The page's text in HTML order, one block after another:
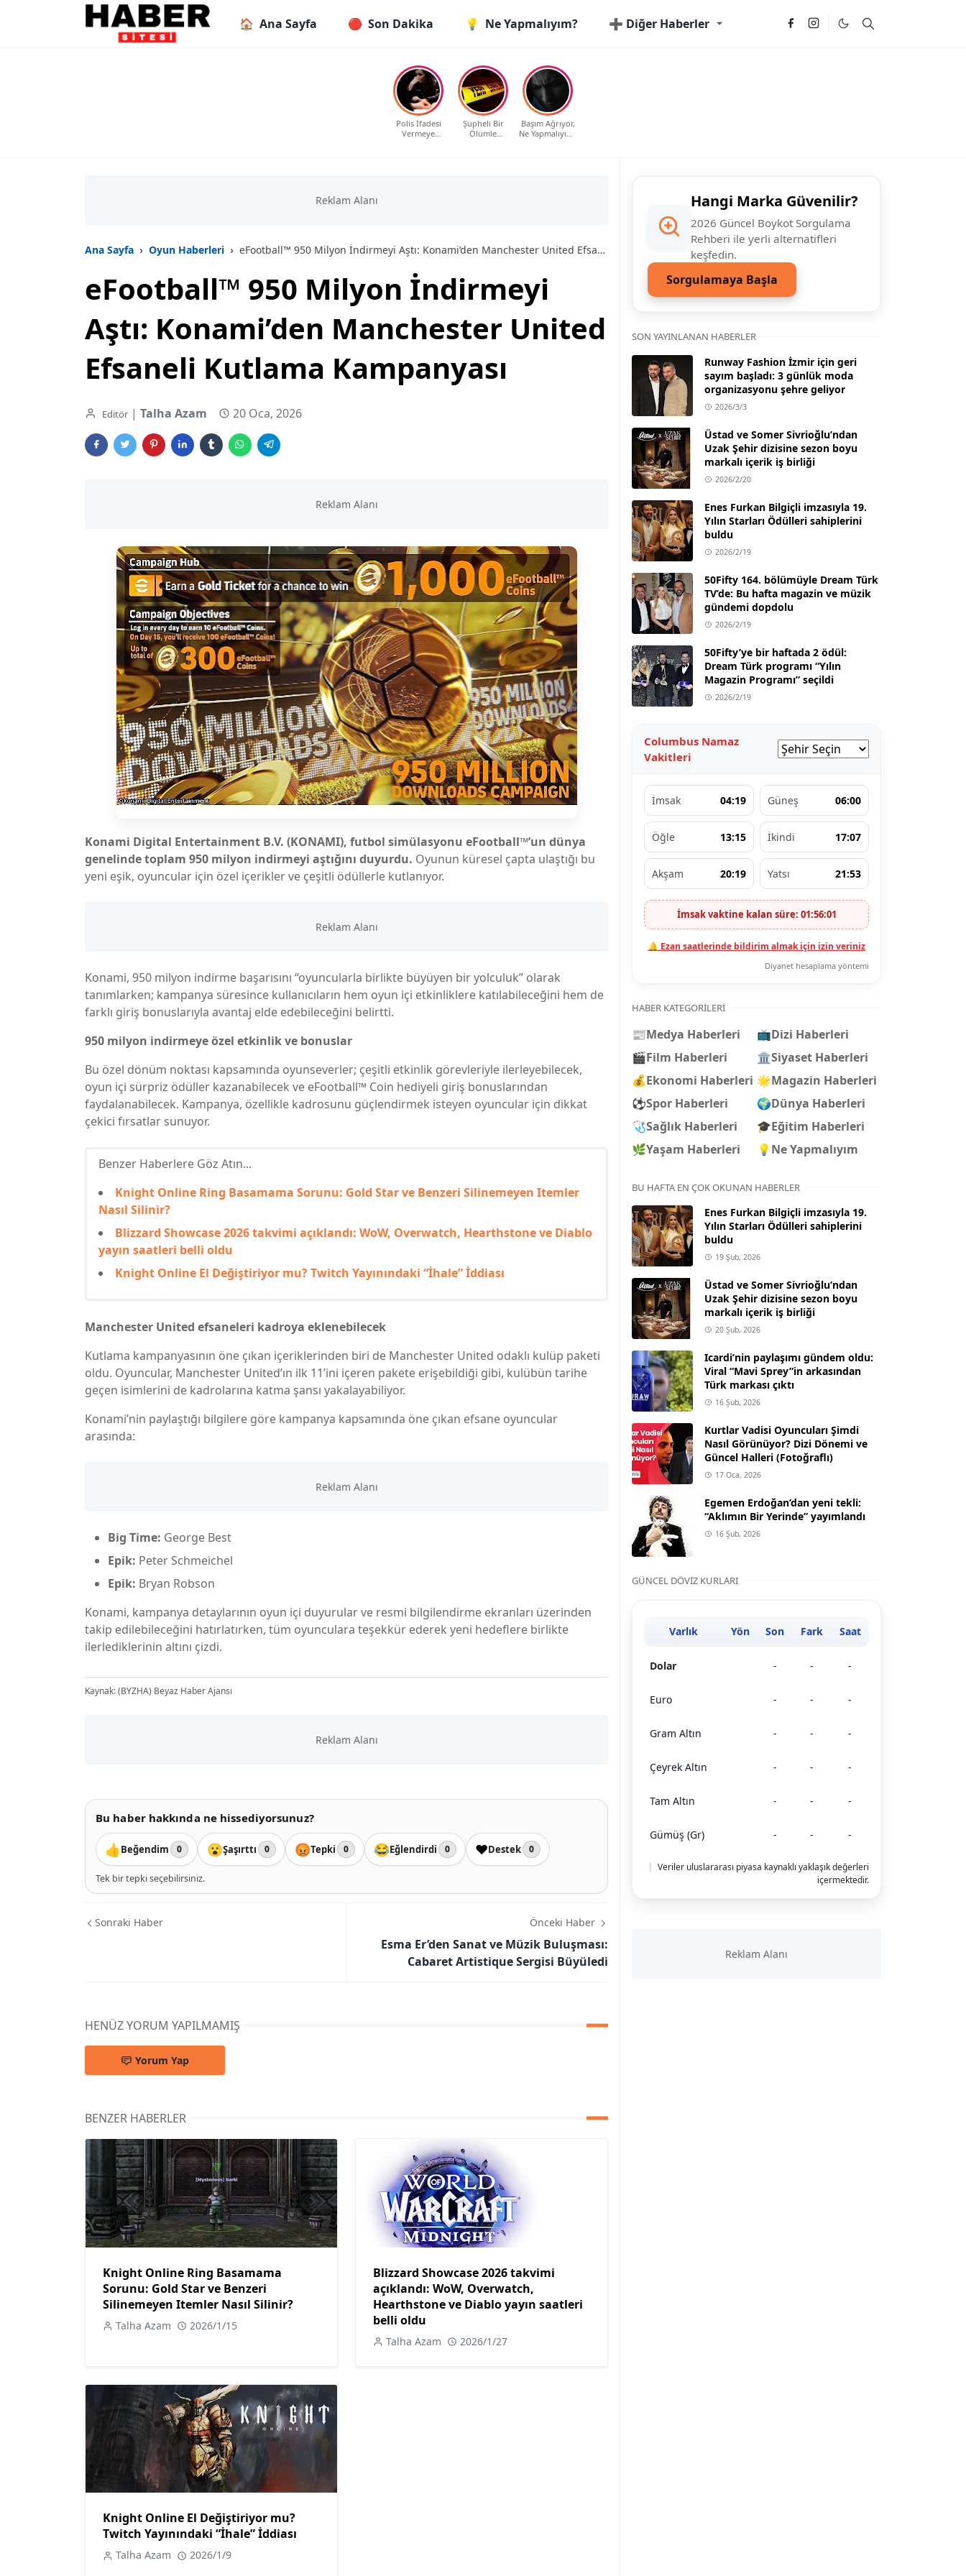
🏠 Ana Sayfa 🔴 Son Dakika 💡 Ne Yapmalıyım? ➕ Diğer Haberler
Polis İfadesi
Vermeye
Şüpheli Bir
Ölümle
Başım Ağrıyor,
Ne Yapmalıyım?
Ana Sayfa Oyun Haberleri eFootball™ 950 Milyon İndirmeyi Aştı: Konami’den Manchester United Efsaneli Kutlama Kampanyası
eFootball™ 950 Milyon İndirmeyi
Aştı: Konami’den Manchester United
Efsaneli Kutlama Kampanyası
Editör | Talha Azam 20 Oca, 2026
Konami Digital Entertainment B.V. (KONAMI), futbol simülasyonu eFootball™’un dünya
genelinde toplam 950 milyon indirmeyi aştığını duyurdu. Oyunun küresel çapta ulaştığı bu
yeni eşik, oyuncular için özel içerikler ve çeşitli ödüllerle kutlanıyor.
Konami, 950 milyon indirme başarısını “oyuncularla birlikte büyüyen bir yolculuk” olarak
tanımlarken; kampanya süresince kullanıcıların hem oyun içi etkinliklere katılabileceğini hem de
farklı giriş bonuslarıyla avantaj elde edebileceğini belirtti.
950 milyon indirmeye özel etkinlik ve bonuslar
Bu özel dönüm noktası kapsamında oyunseverler; çeşitli etkinlik görevleriyle ilerleyebilecek,
oyun içi sürpriz ödüller kazanabilecek ve eFootball™ Coin hediyeli giriş bonuslarından
faydalanabilecek. Kampanya, özellikle kadrosunu güçlendirmek isteyen oyuncular için dikkat
çekici fırsatlar sunuyor.
Benzer Haberlere Göz Atın...
Knight Online Ring Basamama Sorunu: Gold Star ve Benzeri Silinemeyen Itemler
Nasıl Silinir?
Blizzard Showcase 2026 takvimi açıklandı: WoW, Overwatch, Hearthstone ve Diablo
yayın saatleri belli oldu
Knight Online El Değiştiriyor mu? Twitch Yayınındaki “İhale” İddiası
Manchester United efsaneleri kadroya eklenebilecek
Kutlama kampanyasının öne çıkan içeriklerinden biri de Manchester United odaklı kulüp paketi
oldu. Oyuncular, Manchester United’ın ilk 11’ini içeren pakete erişebildiği gibi, kulübün tarihe
geçen isimlerini de kadrolarına katma şansı yakalayabiliyor.
Konami’nin paylaştığı bilgilere göre kampanya kapsamında öne çıkan efsane oyuncular
arasında:
Big Time: George Best
Epik: Peter Schmeichel
Epik: Bryan Robson
Konami, kampanya detaylarının oyun içi duyurular ve resmi bilgilendirme ekranları üzerinden
takip edilebileceğini hatırlatırken, tüm oyunculara teşekkür ederek yeni hedeflere birlikte
ilerlediklerinin altını çizdi.
Kaynak: (BYZHA) Beyaz Haber Ajansı
Bu haber hakkında ne hissediyorsunuz?
👍Beğendim 0 😮Şaşırttı 0 😡Tepki 0 😂Eğlendirdi 0 ❤️Destek 0
Tek bir tepki seçebilirsiniz.
Sonraki Haber Önceki Haber
Esma Er’den Sanat ve Müzik Buluşması:
Cabaret Artistique Sergisi Büyüledi
HENÜZ YORUM YAPILMAMIŞ
Yorum Yap
BENZER HABERLER
Knight Online Ring Basamama
Sorunu: Gold Star ve Benzeri
Silinemeyen Itemler Nasıl Silinir?
Talha Azam 2026/1/15
Blizzard Showcase 2026 takvimi
açıklandı: WoW, Overwatch,
Hearthstone ve Diablo yayın saatleri
belli oldu
Talha Azam 2026/1/27
Knight Online El Değiştiriyor mu?
Twitch Yayınındaki “İhale” İddiası
Talha Azam 2026/1/9
Hangi Marka Güvenilir?
2026 Güncel Boykot Sorgulama
Rehberi ile yerli alternatifleri
keşfedin.
Sorgulamaya Başla
SON YAYINLANAN HABERLER
Runway Fashion İzmir için geri
sayım başladı: 3 günlük moda
organizasyonu şehre geliyor
2026/3/3
Üstad ve Somer Sivrioğlu’ndan
Uzak Şehir dizisine sezon boyu
markalı içerik iş birliği
2026/2/20
Enes Furkan Bilgiçli imzasıyla 19.
Yılın Starları Ödülleri sahiplerini
buldu
2026/2/19
50Fifty 164. bölümüyle Dream Türk
TV’de: Bu hafta magazin ve müzik
gündemi dopdolu
2026/2/19
50Fifty’ye bir haftada 2 ödül:
Dream Türk programı “Yılın
Magazin Programı” seçildi
2026/2/19
Columbus Namaz
Vakitleri
İmsak 04:19 Güneş 06:00
Öğle 13:15 İkindi 17:07
Akşam 20:19 Yatsı 21:53
İmsak vaktine kalan süre: 01:56:00
🔔 Ezan saatlerinde bildirim almak için izin veriniz
Diyanet hesaplama yöntemi
HABER KATEGORILERI
📰Medya Haberleri 📺Dizi Haberleri
🎬Film Haberleri 🏛️Siyaset Haberleri
💰Ekonomi Haberleri 🌟Magazin Haberleri
⚽Spor Haberleri 🌍Dünya Haberleri
🩺Sağlık Haberleri 🎓Eğitim Haberleri
🌿Yaşam Haberleri 💡 Ne Yapmalıyım
BU HAFTA EN ÇOK OKUNAN HABERLER
Enes Furkan Bilgiçli imzasıyla 19.
Yılın Starları Ödülleri sahiplerini
buldu
19 Şub, 2026
Üstad ve Somer Sivrioğlu’ndan
Uzak Şehir dizisine sezon boyu
markalı içerik iş birliği
20 Şub, 2026
Icardi’nin paylaşımı gündem oldu:
Viral “Mavi Sprey”in arkasından
Türk markası çıktı
16 Şub, 2026
Kurtlar Vadisi Oyuncuları Şimdi
Nasıl Görünüyor? Dizi Dönemi ve
Güncel Halleri (Fotoğraflı)
17 Oca, 2026
Egemen Erdoğan’dan yeni tekli:
“Aklımın Bir Yerinde” yayımlandı
16 Şub, 2026
GÜNCEL DÖVIZ KURLARI
Varlık Yön Son Fark Saat
Dolar - - -
Euro - - -
Gram Altın - - -
Çeyrek Altın - - -
Tam Altın - - -
Gümüş (Gr) - - -
❕ Veriler uluslararası piyasa kaynaklı yaklaşık değerleri
içermektedir.